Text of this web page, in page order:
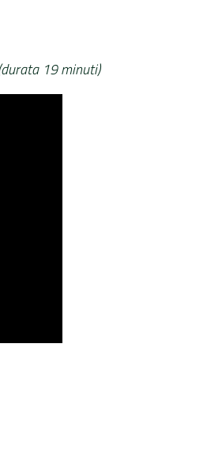
19 minuti)